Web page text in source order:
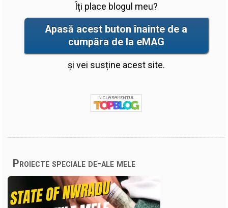
Îți place blogul meu?
Apasă acest buton înainte de a
cumpăra de la eMAG
și vei susține acest site.
Proiecte speciale de-ale mele